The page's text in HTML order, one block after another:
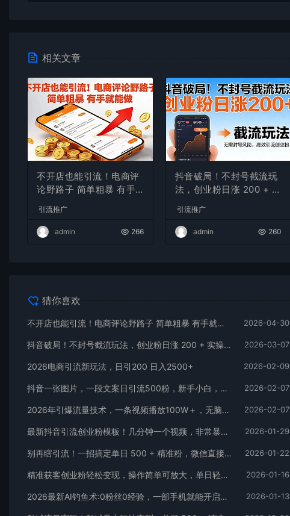
相关文章
不开店也能引流！电商评
论野路子 简单粗暴 有手
引流推广
admin 266
抖音破局！不封号截流玩
法，创业粉日涨 200 + 实
引流推广
admin 260
猜你喜欢
不开店也能引流！电商评论野路子 简单粗暴 有手就能做 2026-04-30
抖音破局！不封号截流玩法，创业粉日涨 200 + 实操指南 2026-03-07
2026电商引流新玩法，日引200 日入2500+ 2026-02-09
抖音一张图片，一段文案日引流500粉，新手小白，轻松上手 2026-02-07
2026年引爆流量技术，一条视频播放100W＋，无脑发，小白轻松上手 2026-02-07
最新抖音引流创业粉模板！几分钟一个视频，非常暴力，小白直接可上手操作！ 2026-01-29
别再瞎引流！一招搞定单日 500 + 精准粉，微信直接爆仓 2026-01-22
精准获客创业粉轻松变现，操作简单可放大，单日轻松3000+ 2026-01-16
2026最新AI钓鱼术:0粉丝0经验，一部手机就能开启赚钱模式 2026-01-13